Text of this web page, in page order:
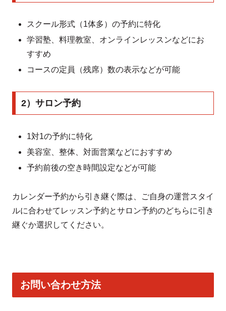
スクール形式（1体多）の予約に特化
学習塾、料理教室、オンラインレッスンなどにお
すすめ
コースの定員（残席）数の表示などが可能
2）サロン予約
1対1の予約に特化
美容室、整体、対面営業などにおすすめ
予約前後の空き時間設定などが可能
カレンダー予約から引き継ぐ際は、ご自身の運営スタイ
ルに合わせてレッスン予約とサロン予約のどちらに引き
継ぐか選択してください。
お問い合わせ方法